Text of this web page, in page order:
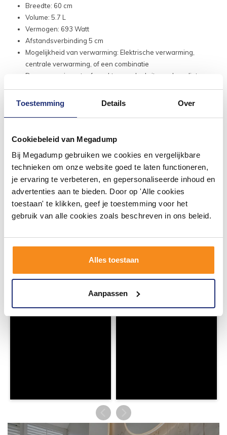
Toestemming Details Over
Cookiebeleid van Megadump
Bij Megadump gebruiken we cookies en vergelijkbare
technieken om onze website goed te laten functioneren,
je ervaring te verbeteren, en gepersonaliseerde inhoud en
advertenties aan te bieden. Door op 'Alle cookies
toestaan' te klikken, geef je toestemming voor het
gebruik van alle cookies zoals beschreven in ons beleid.
Alles toestaan
Aanpassen
Breedte: 60 cm
Volume: 5.7 L
Vermogen: 693 Watt
Afstandsverbinding 5 cm
Mogelijkheid van verwarming: Elektrische verwarming,
centrale verwarming, of een combinatie
De verwarmingsstaaf maakt geen deel uit van de radiator.
Fabrieksgarantie: 2 jaar
#mijndroombadkamer
en tag @megadumpnl. Samen bouwen we een
badkamerstijlen. Doe je mee?